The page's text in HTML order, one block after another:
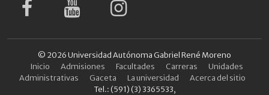
© 2026 Universidad Autónoma Gabriel René Moreno
Inicio
Admisiones Facultades Carreras
Unidades
Administrativas
Gaceta La universidad
Acerca del sitio
Tel.: (591) (3) 3365533,